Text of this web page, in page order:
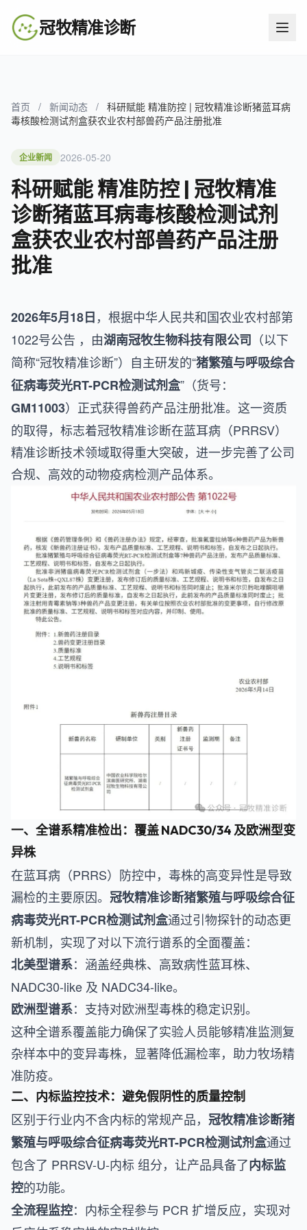
冠牧精准诊断
首页 / 新闻动态 / 科研赋能 精准防控 | 冠牧精准诊断猪蓝耳病
毒核酸检测试剂盒获农业农村部兽药产品注册批准
企业新闻 2026-05-20
科研赋能 精准防控 | 冠牧精准
诊断猪蓝耳病毒核酸检测试剂
盒获农业农村部兽药产品注册
批准
2026年5月18日，根据中华人民共和国农业农村部第
1022号公告 ，由湖南冠牧生物科技有限公司 （以下
简称“冠牧精准诊断”）自主研发的“猪繁殖与呼吸综合
征病毒荧光RT-PCR检测试剂盒”（货号：
GM11003）正式获得兽药产品注册批准。这一资质
的取得，标志着冠牧精准诊断在蓝耳病（PRRSV）
精准诊断技术领域取得重大突破，进一步完善了公司
合规、高效的动物疫病检测产品体系。
一、全谱系精准检出：覆盖 NADC30/34 及欧洲型变
异株
在蓝耳病（PRRS）防控中，毒株的高变异性是导致
漏检的主要原因。 冠牧精准诊断猪繁殖与呼吸综合征
病毒荧光RT-PCR检测试剂盒通过引物探针的动态更
新机制，实现了对以下流行谱系的全面覆盖：
北美型谱系：涵盖经典株、高致病性蓝耳株、
NADC30-like 及 NADC34-like。
欧洲型谱系：支持对欧洲型毒株的稳定识别。
这种全谱系覆盖能力确保了实验人员能够精准监测复
杂样本中的变异毒株，显著降低漏检率，助力牧场精
准防疫。
二、内标监控技术：避免假阴性的质量控制
区别于行业内不含内标的常规产品， 冠牧精准诊断猪
繁殖与呼吸综合征病毒荧光RT-PCR检测试剂盒通过
包含了 PRRSV-U-内标 组分，让产品具备了内标监
控的功能。
全流程监控：内标全程参与 PCR 扩增反应，实现对